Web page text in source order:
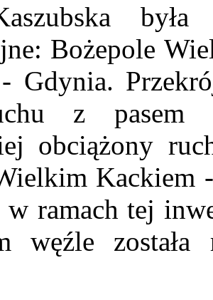
Bożepole
- Gdynia.
z pasem
obciążony
Kackiem
w ramach tej
węźle